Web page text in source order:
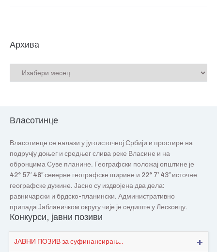
Архива
Власотинце
Власотинце се налази у југоисточној Србији и простире на
подручју доњег и средњег слива реке Власине и на
обронцима Суве планине. Географски положај општине је
42° 57′ 48″ северне географске ширине и 22° 7′ 43″ источне
географске дужине. Јасно су издвојена два дела:
равничарски и брдско-планински. Административно
припада Јабланичком округу чије је седиште у Лесковцу.
Конкурси, јавни позиви
ЈАВНИ ПОЗИВ за суфинансирањ...